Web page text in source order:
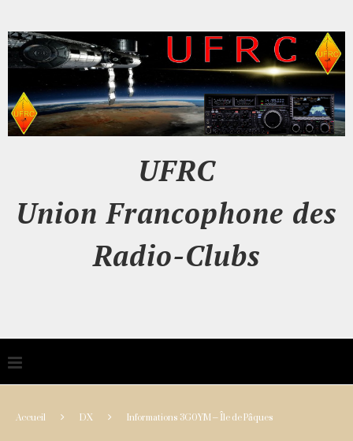
UFRC
Union Francophone des
Radio-Clubs
Accueil DX Informations 3G0YM – Île de Pâques